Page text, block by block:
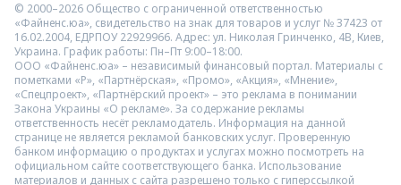
© 2000–2026 Общество с ограниченной ответственностью
«Файненс.юа», свидетельство на знак для товаров и услуг № 37423 от
16.02.2004, ЕДРПОУ 22929966. Адрес: ул. Николая Гринченко, 4В, Киев,
Украина. График работы: Пн–Пт 9:00–18:00.
ООО «Файненс.юа» – независимый финансовый портал. Материалы с
пометками «Р», «Партнёрская», «Промо», «Акция», «Мнение»,
«Спецпроект», «Партнёрский проект» – это реклама в понимании
Закона Украины «О рекламе». За содержание рекламы
ответственность несёт рекламодатель. Информация на данной
странице не является рекламой банковских услуг. Проверенную
банком информацию о продуктах и услугах можно посмотреть на
официальном сайте соответствующего банка. Использование
материалов и данных с сайта разрешено только с гиперссылкой